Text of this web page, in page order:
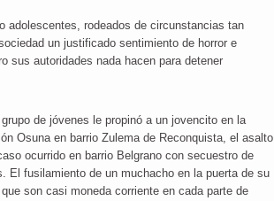
adolescentes, rodeados de circunstancias tan
un justificado sentimiento de horror e
sus autoridades nada hacen para detener
de jóvenes le propinó a un jovencito en la
Osuna en barrio Zulema de Reconquista, el asalto
ocurrido en barrio Belgrano con secuestro de
El fusilamiento de un muchacho en la puerta de su
son casi moneda corriente en cada parte de